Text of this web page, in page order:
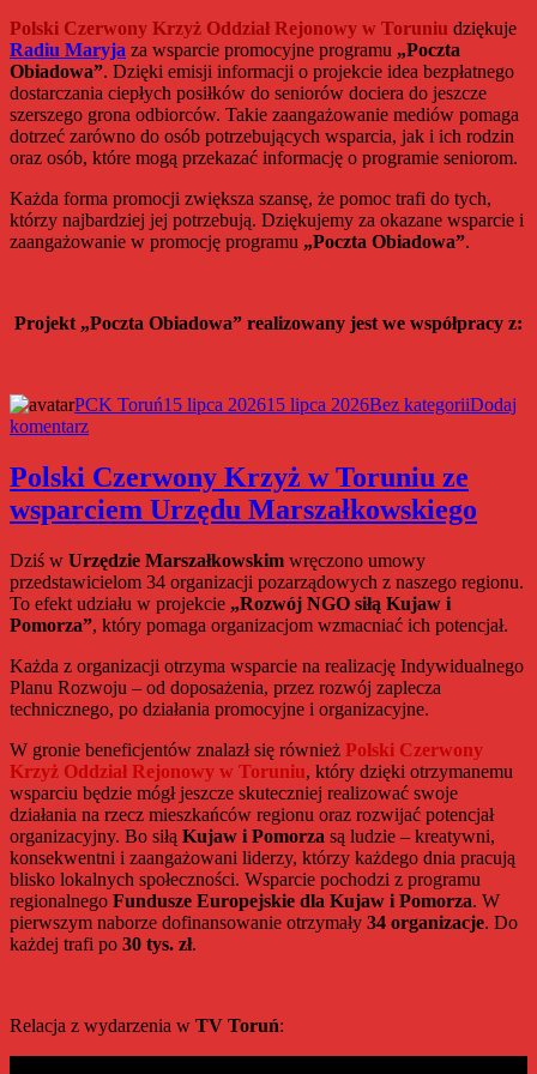
Organizacji
Pozarządowych
–
edycja
2026
Polski Czerwony Krzyż Oddział Rejonowy w Toruniu dziękuje
Radiu Maryja za wsparcie promocyjne programu „Poczta
Obiadowa”. Dzięki emisji informacji o projekcie idea bezpłatnego
dostarczania ciepłych posiłków do seniorów dociera do jeszcze
szerszego grona odbiorców. Takie zaangażowanie mediów pomaga
dotrzeć zarówno do osób potrzebujących wsparcia, jak i ich rodzin
oraz osób, które mogą przekazać informację o programie seniorom.
Każda forma promocji zwiększa szansę, że pomoc trafi do tych,
którzy najbardziej jej potrzebują. Dziękujemy za okazane wsparcie i
zaangażowanie w promocję programu „Poczta Obiadowa”.
Projekt „Poczta Obiadowa” realizowany jest we współpracy z:
Autor
PCK ToruńData
15 lipca 202615 lipca 2026Kategorie
Bez kategoriiDodaj
komentarzdo
projekcie
„Poczta
Obiadowa”
Radiu
Maryja
Polski Czerwony Krzyż w Toruniu ze
wsparciem Urzędu Marszałkowskiego
Dziś w Urzędzie Marszałkowskim wręczono umowy
przedstawicielom 34 organizacji pozarządowych z naszego regionu.
To efekt udziału w projekcie „Rozwój NGO siłą Kujaw i
Pomorza”, który pomaga organizacjom wzmacniać ich potencjał.
Każda z organizacji otrzyma wsparcie na realizację Indywidualnego
Planu Rozwoju – od doposażenia, przez rozwój zaplecza
technicznego, po działania promocyjne i organizacyjne.
W gronie beneficjentów znalazł się również Polski Czerwony
Krzyż Oddział Rejonowy w Toruniu, który dzięki otrzymanemu
wsparciu będzie mógł jeszcze skuteczniej realizować swoje
działania na rzecz mieszkańców regionu oraz rozwijać potencjał
organizacyjny. Bo siłą Kujaw i Pomorza są ludzie – kreatywni,
konsekwentni i zaangażowani liderzy, którzy każdego dnia pracują
blisko lokalnych społeczności. Wsparcie pochodzi z programu
regionalnego Fundusze Europejskie dla Kujaw i Pomorza. W
pierwszym naborze dofinansowanie otrzymały 34 organizacje. Do
każdej trafi po 30 tys. zł.
Relacja z wydarzenia w TV Toruń: